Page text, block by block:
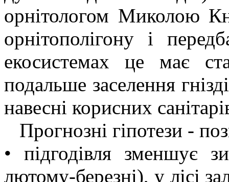
орнітологом Миколою
орнітополігону і
екосистемах це має
подальше заселення
навесні корисних
Прогнозні гіпотези -
• підгодівля зменшує
лютому-березні), у лісі